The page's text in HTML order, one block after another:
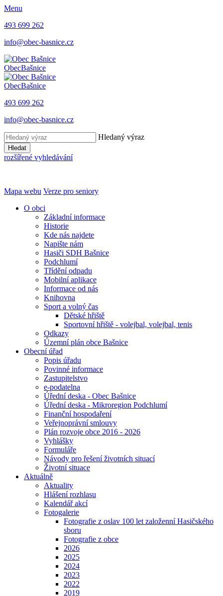
Menu
493 699 262
info@obec-basnice.cz
ObecBašnice
ObecBašnice
493 699 262
info@obec-basnice.cz
Hledaný výraz
Hledat
rozšířené vyhledávání
Mapa webu Verze pro seniory
O obci
Základní informace
Historie
Kde nás najdete
Napište nám
Hasiči SDH Bašnice
Podchlumí
Třídění odpadu
Mobilní aplikace
Informace od nás
Knihovna
Sport a volný čas
Dětské hřiště
Sportovní hřiště - volejbal, volejbal, tenis
Odkazy
Územní plán obce Bašnice
Obecní úřad
Popis úřadu
Povinné informace
Zastupitelstvo
e-podatelna
Úřední deska - Obec Bašnice
Úřední deska - Mikroregion Podchlumí
Finanční hospodaření
Veřejnoprávní smlouvy
Plán rozvoje obce 2016 - 2026
Vyhlášky
Formuláře
Návody pro řešení životních situací
Životní situace
Aktuálně
Aktuality
Hlášení rozhlasu
Kalendář akcí
Fotogalerie
Fotografie z oslav 100 let založenní Hasičského
sboru
Fotografie z obce
2026
2025
2024
2023
2022
2019